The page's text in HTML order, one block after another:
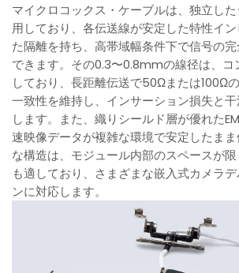
マイクロコックス・ケーブルは、独立し
用しており、各伝送線が安定した特性イ
た隔離を持ち、高帯域幅条件下で信号の
できます。その0.3〜0.8mmの線径は、コ
しており、長距離伝送で50Ωまたは100Ω
一致性を維持し、インサーション損失と
します。また、織りシールド層が優れた
速映像データが複雑な環境で安定したま
な構造は、モジュール内部のスペースが
も適しており、さまざまな嵌入式カメラ
ンに対応します。